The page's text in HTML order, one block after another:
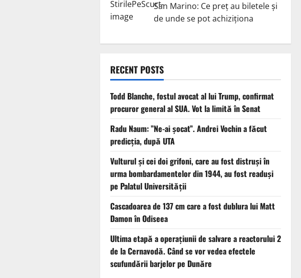
San Marino: Ce preț au biletele și
de unde se pot achiziționa
RECENT POSTS
Todd Blanche, fostul avocat al lui Trump, confirmat
procuror general al SUA. Vot la limită în Senat
Radu Naum: ”Ne-ai șocat”. Andrei Vochin a făcut
predicția, după UTA
Vulturul şi cei doi grifoni, care au fost distruşi în
urma bombardamentelor din 1944, au fost readuși
pe Palatul Universității
Cascadoarea de 137 cm care a fost dublura lui Matt
Damon în Odiseea
Ultima etapă a operațiunii de salvare a reactorului 2
de la Cernavodă. Când se vor vedea efectele
scufundării barjelor pe Dunăre